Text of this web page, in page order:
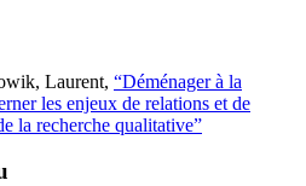
Laurent, “Déménager à la
les enjeux de relations et de
la recherche qualitative”